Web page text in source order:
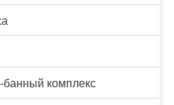
банный комплекс